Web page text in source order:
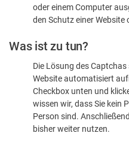
sind
oder einem Computer
den Schutz einer Website
Was ist zu tun?
Die Lösung des
Website automatisiert
Checkbox unten und
wissen wir, dass Sie kein
Person sind.
bisher weiter nutzen.